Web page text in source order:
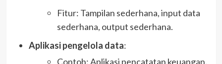
Fitur: Tampilan sederhana, input data
sederhana, output sederhana.
Aplikasi pengelola data:
Contoh: Aplikasi pencatatan keuangan,